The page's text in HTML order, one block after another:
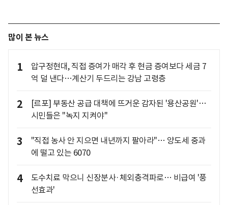
많이 본 뉴스
1
압구정현대, 직접 증여가 매각 후 현금 증여보다 세금 7
억 덜 낸다…계산기 두드리는 강남 고령층
2
[르포] 부동산 공급 대책에 뜨거운 감자된 '용산공원'…
시민들은 "녹지 지켜야"
3
"직접 농사 안 지으면 내년까지 팔아라"… 양도세 중과
에 떨고 있는 6070
4
도수치료 막으니 신장분사·체외충격파로… 비급여 '풍
선효과'